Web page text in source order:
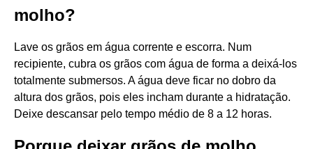
molho?
Lave os grãos em água corrente e escorra. Num
recipiente, cubra os grãos com água de forma a deixá-los
totalmente submersos. A água deve ficar no dobro da
altura dos grãos, pois eles incham durante a hidratação.
Deixe descansar pelo tempo médio de 8 a 12 horas.